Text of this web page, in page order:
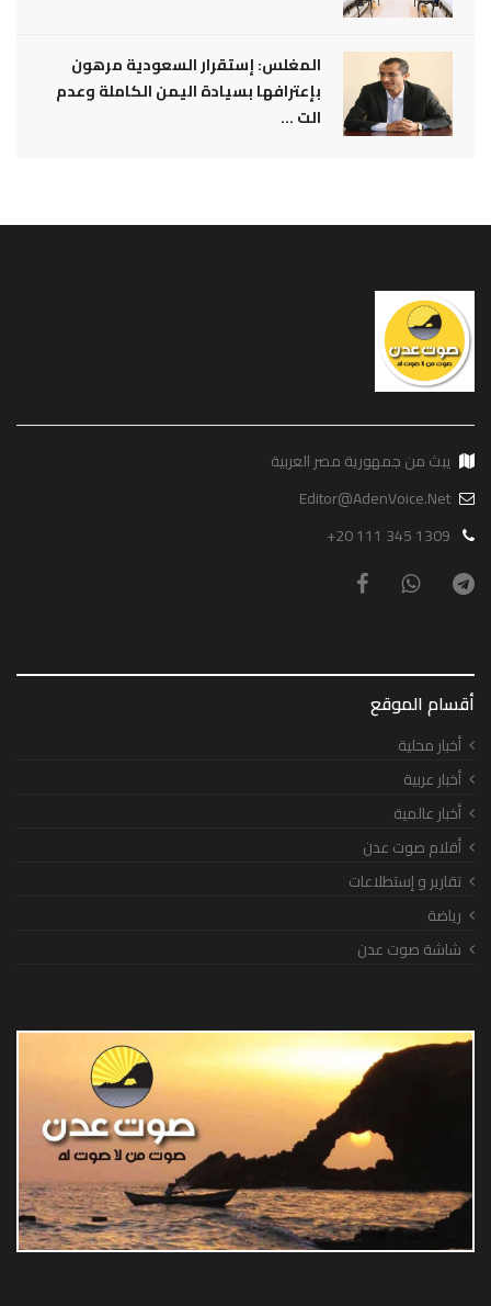
المغلس: إستقرار السعودية مرهون
بإعترافها بسيادة اليمن الكاملة وعدم
الت ...
يبث من جمهورية مصر العربية
Editor@AdenVoice.Net
+20 111 345 1309
أقسام الموقع
أخبار محلية
أخبار عربية
أخبار عالمية
أقلام صوت عدن
تقارير و إستطلاعات
رياضة
شاشة صوت عدن